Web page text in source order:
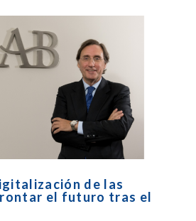
de las
el futuro tras el